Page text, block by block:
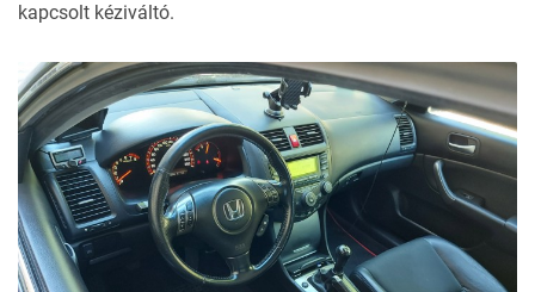
kapcsolt kéziváltó.